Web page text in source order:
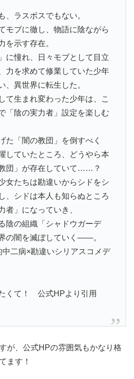
、ラスボスでもない。
モブに徹し、物語に陰ながら
を示す存在。
に憧れ、日々モブとして目立
力を求めて修業していた少年
、異世界に転生した。
て生まれ変わった少年は、こ
「陰の実力者」設定を楽しむ
た「闇の教団」を倒すべく
していたところ、どうやら本
団」が存在していて……？
女たちは勘違いからシドをシ
、シドは本人も知らぬところ
者」になっていき、
陰の組織「シャドウガーデ
の闇を滅ぼしていく――。
二病×勘違いシリアスコメデ
くて！ 公式HPより引用
が、公式HPの雰囲気もかなり格
ます！